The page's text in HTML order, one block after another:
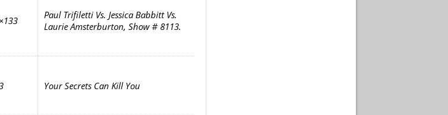
Paul Trifiletti Vs. Jessica Babbitt Vs.
Laurie Amsterburton, Show # 8113.
Your Secrets Can Kill You